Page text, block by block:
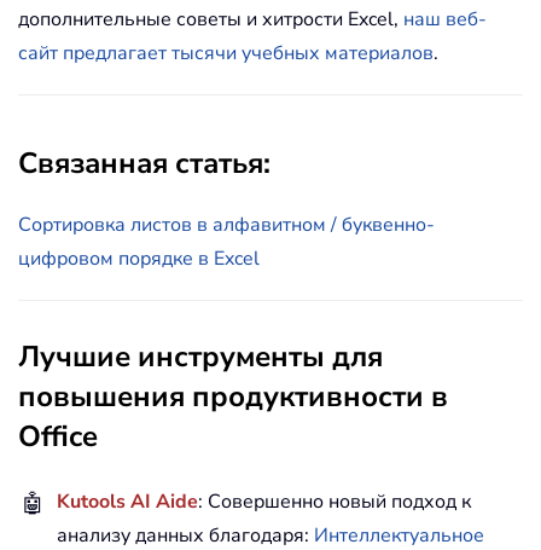
дополнительные советы и хитрости Excel, наш веб-
сайт предлагает тысячи учебных материалов.
Связанная статья:
Сортировка листов в алфавитном / буквенно-
цифровом порядке в Excel
Лучшие инструменты для
повышения продуктивности в
Office
🤖 Kutools AI Aide: Совершенно новый подход к
анализу данных благодаря: Интеллектуальное